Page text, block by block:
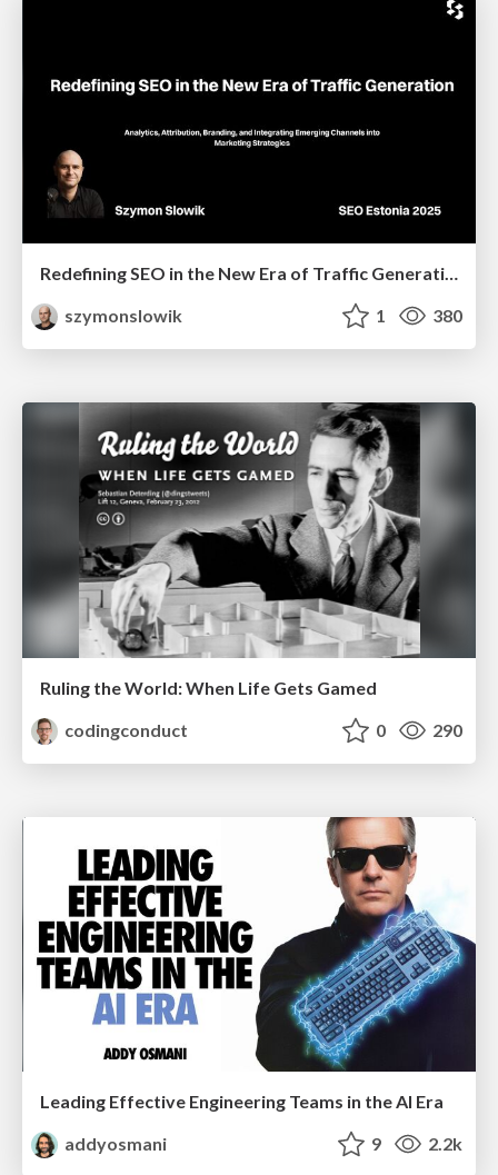
Redefining SEO in the New Era of Traffic Generation
szymonslowik
1 380
Ruling the World: When Life Gets Gamed
codingconduct
0 290
Leading Effective Engineering Teams in the AI Era
addyosmani
9 2.2k